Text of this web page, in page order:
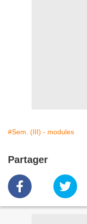
#Sem. (III) - modules
Partager